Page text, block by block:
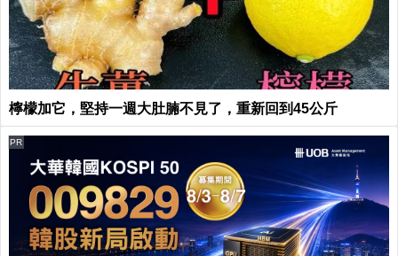
檸檬加它，堅持一週大肚腩不見了，重新回到45公斤
PR